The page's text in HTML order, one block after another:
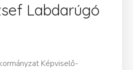
Labdarúgó
Képviselő-